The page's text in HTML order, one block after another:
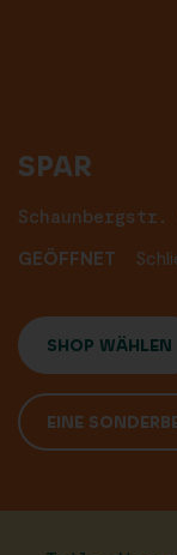
SPAR
GEÖFFNET
SHOP WÄHLEN
EINE